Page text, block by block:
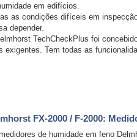
em edifícios.
as condições difíceis em
depender.
TechCheckPlus foi
exigentes. Tem todas as
FX-2000 / F-2000:
de humidade em feno